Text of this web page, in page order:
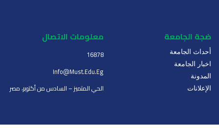
ضجة الجامعة
أحداث الجامعة
اخبار الجامعة
المدونة
الإعلانات
معلومات الاتصال
16878
Info@must.edu.eg
الحي المتميز – السادس من أكتوبر، مصر